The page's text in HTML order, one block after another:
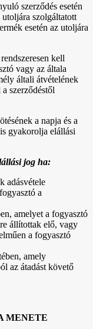
szerződés esetén
szolgáltatott
esetén az utoljára
kell
vagy az általa
általi átvételének
szerződéstől
a napja és a
gyakorolja elállási
jog ha:
adásvétele
a
amelyet a fogyasztó
állítottak elő, vagy
a fogyasztó
amely
az átadást követő
MENETE